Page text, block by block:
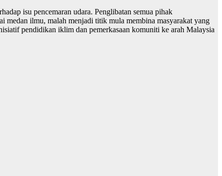
isu pencemaran udara. Penglibatan semua pihak
medan ilmu, malah menjadi titik mula membina masyarakat yang
pendidikan iklim dan pemerkasaan komuniti ke arah Malaysia